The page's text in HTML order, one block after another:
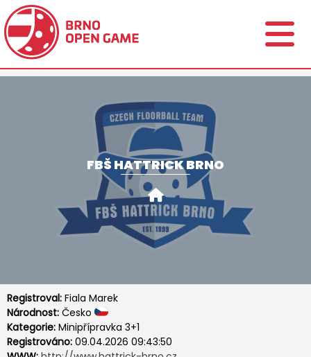
FBŠ HATTRICK BRNO
Registroval: Fiala Marek
Národnost: Česko
Kategorie: Minipřípravka 3+1
Registrováno: 09.04.2026 09:43:50